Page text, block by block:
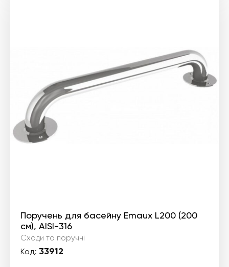
Поручень для басейну Emaux L200 (200
см), AISI-316
Сходи та поручні
Код: 33912